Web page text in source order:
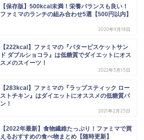
【保存版】500kcal未満！栄養バランスも良い！
ファミマのランチの組み合わせ5選【500円以内】
2020年9月18日
【222kcal】ファミマの『バタービスケットサン
ド ダブルショコラ』は低糖質でダイエットにオス
スメのスイーツ！
2022年3月15日
【283kcal】ファミマの『ラップスティック ロー
ストチキン』はダイエットにオススメの低糖質パ
ン！
2021年2月25日
【2022年最新】食物繊維たっぷり！ファミマで買
えるおすすめの食べ物まとめ【随時更新】